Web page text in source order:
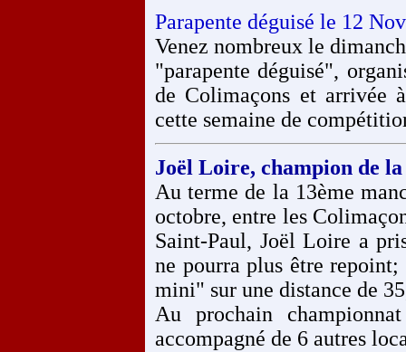
Parapente déguisé le 12
Venez nombreux le
"parapente déguisé",
de Colimaçons et arrivée
cette semaine de
Joël Loire, champion de
Au terme de la 13ème
octobre, entre les
Saint-Paul, Joël Loire a
ne pourra plus être
mini" sur une distance de
Au prochain
accompagné de 6 autres